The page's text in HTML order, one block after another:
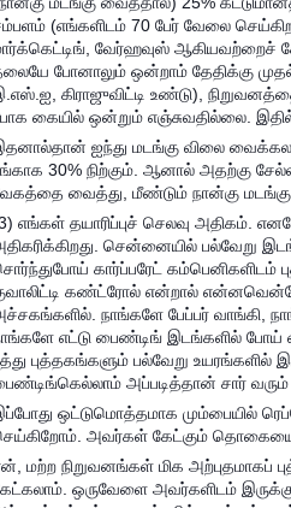
(எங்களிடம் 70 பேர் வேலை
வேர்ஹவுஸ்
போனாலும் ஒன்றாம் தேதிக்கு முதல்
கிராஜுவிட்டி உண்டு),
கையில் ஒன்றும் எஞ்சுவதில்லை.
ஐந்து மடங்கு விலை
30% நிற்கும். ஆனால் அதற்கு சேல்ஸ்
வைத்து, மீண்டும் நான்கு மடங்கு
எங்கள் தயாரிப்புச் செலவு அதிகம்.
சென்னையில் பல்வேறு
கார்ப்பரேட் கம்பெனிகளிடம்
கண்ட்ரோல் என்றால்
நாங்களே பேப்பர் வாங்கி,
எட்டு பைண்டிங் இடங்களில் போய்
புத்தகங்களும் பல்வேறு
அப்படித்தான் சார்
ஒட்டுமொத்தமாக மும்பையில்
அவர்கள் கேட்கும்
மற்ற நிறுவனங்கள் மிக
ஒருவேளை அவர்களிடம்